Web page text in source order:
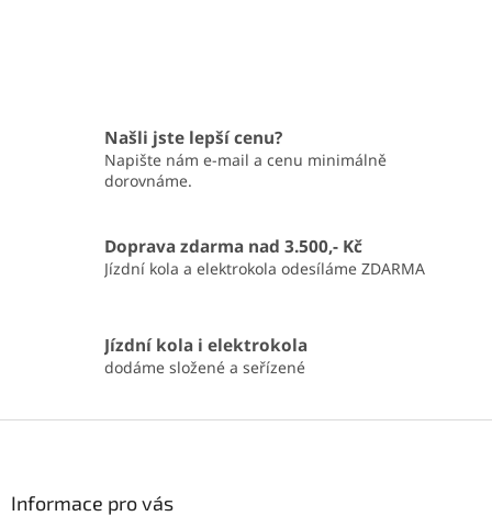
Našli jste lepší cenu?
Napište nám e-mail a cenu minimálně
dorovnáme.
Doprava zdarma nad 3.500,- Kč
Jízdní kola a elektrokola odesíláme ZDARMA
Jízdní kola i elektrokola
dodáme složené a seřízené
Informace pro vás